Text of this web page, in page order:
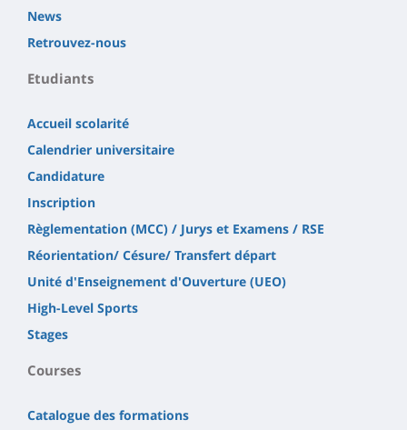
News
Retrouvez-nous
Etudiants
Accueil scolarité
Calendrier universitaire
Candidature
Inscription
Règlementation (MCC) / Jurys et Examens / RSE
Réorientation/ Césure/ Transfert départ
Unité d'Enseignement d'Ouverture (UEO)
High-Level Sports
Stages
Courses
Catalogue des formations